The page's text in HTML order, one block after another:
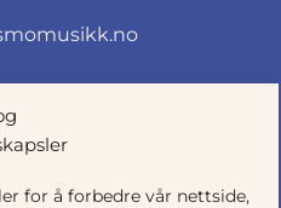
for å forbedre vår nettside,
TRONDHEIM